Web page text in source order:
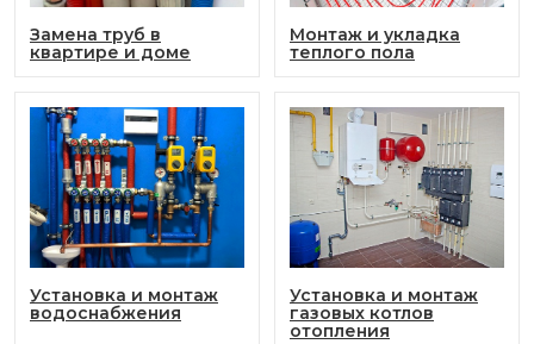
Замена труб в
квартире и доме
Монтаж и укладка
теплого пола
Установка и монтаж
водоснабжения
Установка и монтаж
газовых котлов
отопления